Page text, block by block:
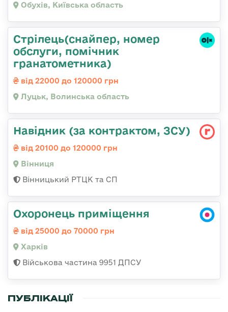
Обухів, Київська область
Стрілець(снайпер, номер
обслуги, помічник
гранатометника)
від 22000 до 120000 грн
Луцьк, Волинська область
Навідник (за контрактом, ЗСУ)
від 20100 до 120000 грн
Вінниця
Вінницький РТЦК та СП
Охоронець приміщення
від 25000 до 70000 грн
Харків
Військова частина 9951 ДПСУ
ПУБЛІКАЦІЇ